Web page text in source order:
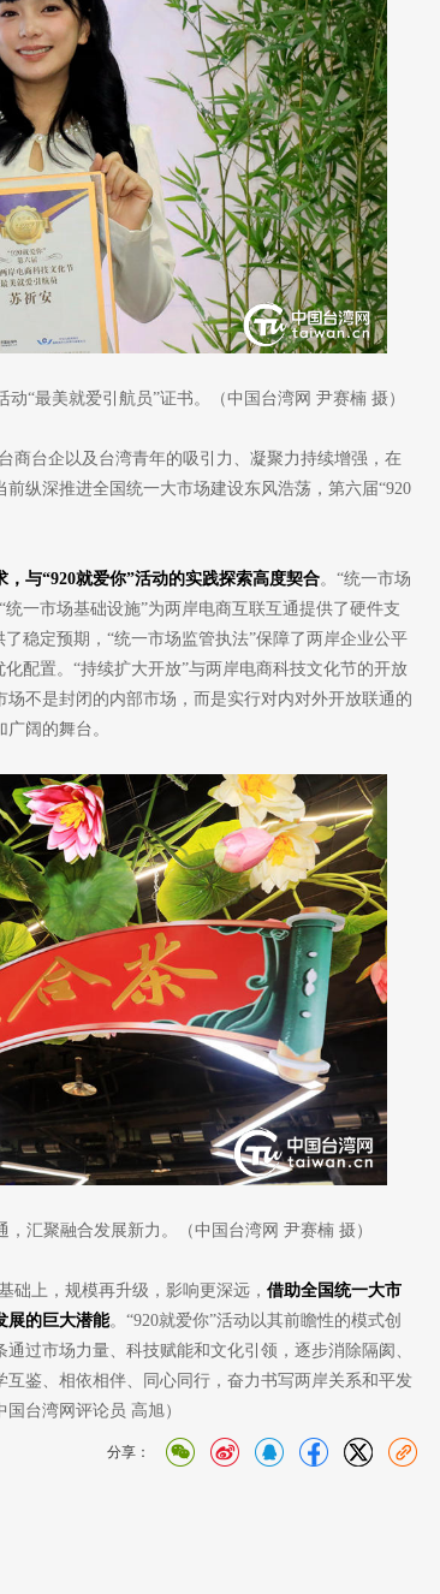
动“最美就爱引航员”证书。（中国台湾网 尹赛楠 摄）
商台企以及台湾青年的吸引力、凝聚力持续增强，在
纵深推进全国统一大市场建设东风浩荡，第六届“920
与“920就爱你”活动的实践探索高度契合。“统一市场
一市场基础设施”为两岸电商互联互通提供了硬件支
稳定预期，“统一市场监管执法”保障了两岸企业公平
配置。“持续扩大开放”与两岸电商科技文化节的开放
不是封闭的内部市场，而是实行对内对外开放联通的
阔的舞台。
，汇聚融合发展新力 。（中国台湾网 尹赛楠 摄）
础上，规模再升级，影响更深远， 借助全国统一大市
展的巨大潜能。“920就爱你”活动以其前瞻性的模式创
过市场力量、科技赋能和文化引领，逐步消除隔阂、
鉴、相依相伴、同心同行，奋力书写两岸关系和平发
台湾网评论员 高旭）
分享：